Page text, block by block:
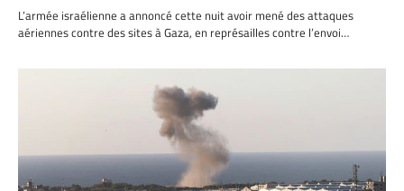
L’armée israélienne a annoncé cette nuit avoir mené des attaques
aériennes contre des sites à Gaza, en représailles contre l’envoi…